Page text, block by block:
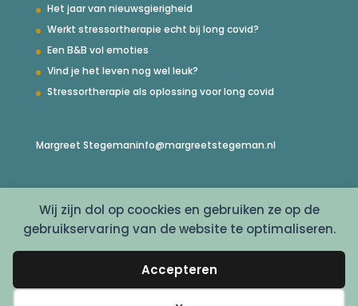
Wij zijn dol op coockies en gebruiken ze op de
gebruikservaring van de website te optimaliseren.
Accepteren
Het jaar van nieuwsgierigheid
Werkt stressortherapie echt bij long covid?
Een B&B vol emoties
Vind je het leven nog wel leuk?
Stressortherapie als oplossing voor long covid
Margreet Stegemaninfo@margreetstegeman.nl